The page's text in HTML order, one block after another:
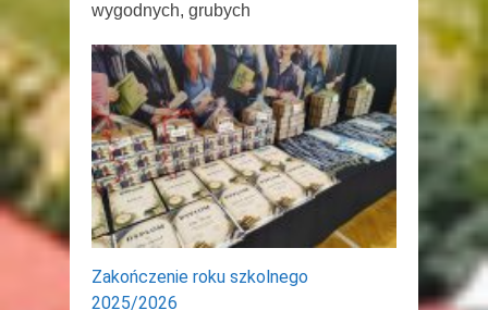
wygodnych, grubych
Zakończenie roku szkolnego
2025/2026